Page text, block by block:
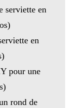
serviette en
en
pour une
rond de